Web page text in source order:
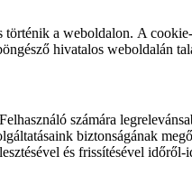
a weboldalon. A
hivatalos weboldalán
számára
biztonságának
és frissítésével időről-